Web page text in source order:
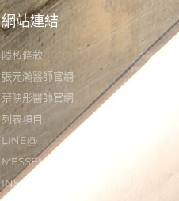
網站連結
隱私條款
張元瀚醫師官網
葉映彤醫師官網
列表項目
LINE@
MESSENGER
INSTAGRAM